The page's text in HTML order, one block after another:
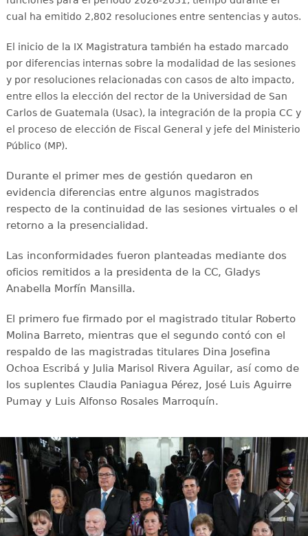
cual ha emitido 2,802 resoluciones entre sentencias y autos.
El inicio de la IX Magistratura también ha estado marcado
por diferencias internas sobre la modalidad de las sesiones
y por resoluciones relacionadas con casos de alto impacto,
entre ellos la elección del rector de la Universidad de San
Carlos de Guatemala (Usac), la integración de la propia CC y
el proceso de elección de Fiscal General y jefe del Ministerio
Público (MP).
Durante el primer mes de gestión quedaron en
evidencia diferencias entre algunos magistrados
respecto de la continuidad de las sesiones virtuales o el
retorno a la presencialidad.
Las inconformidades fueron planteadas mediante dos
oficios remitidos a la presidenta de la CC, Gladys
Anabella Morfín Mansilla.
El primero fue firmado por el magistrado titular Roberto
Molina Barreto, mientras que el segundo contó con el
respaldo de las magistradas titulares Dina Josefina
Ochoa Escribá y Julia Marisol Rivera Aguilar, así como de
los suplentes Claudia Paniagua Pérez, José Luis Aguirre
Pumay y Luis Alfonso Rosales Marroquín.